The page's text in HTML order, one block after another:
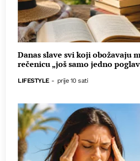
Danas slave svi koji obožavaju
rečenicu „još samo jedno
LIFESTYLE - prije 10 sati